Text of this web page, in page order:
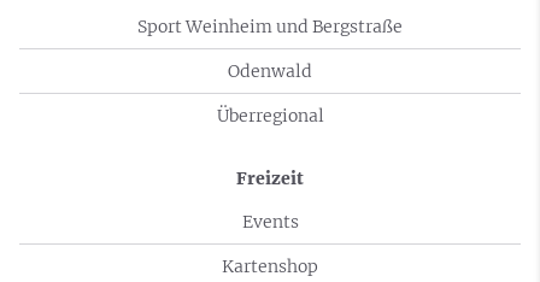
Sport Weinheim und Bergstraße
Odenwald
Überregional
Freizeit
Events
Kartenshop